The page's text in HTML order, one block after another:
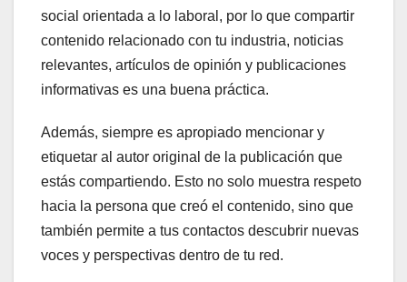
social orientada a lo laboral, por lo que compartir
contenido relacionado con tu industria, noticias
relevantes, artículos de opinión y publicaciones
informativas es una buena práctica.
Además, siempre es apropiado mencionar y
etiquetar al autor original de la publicación que
estás compartiendo. Esto no solo muestra respeto
hacia la persona que creó el contenido, sino que
también permite a tus contactos descubrir nuevas
voces y perspectivas dentro de tu red.